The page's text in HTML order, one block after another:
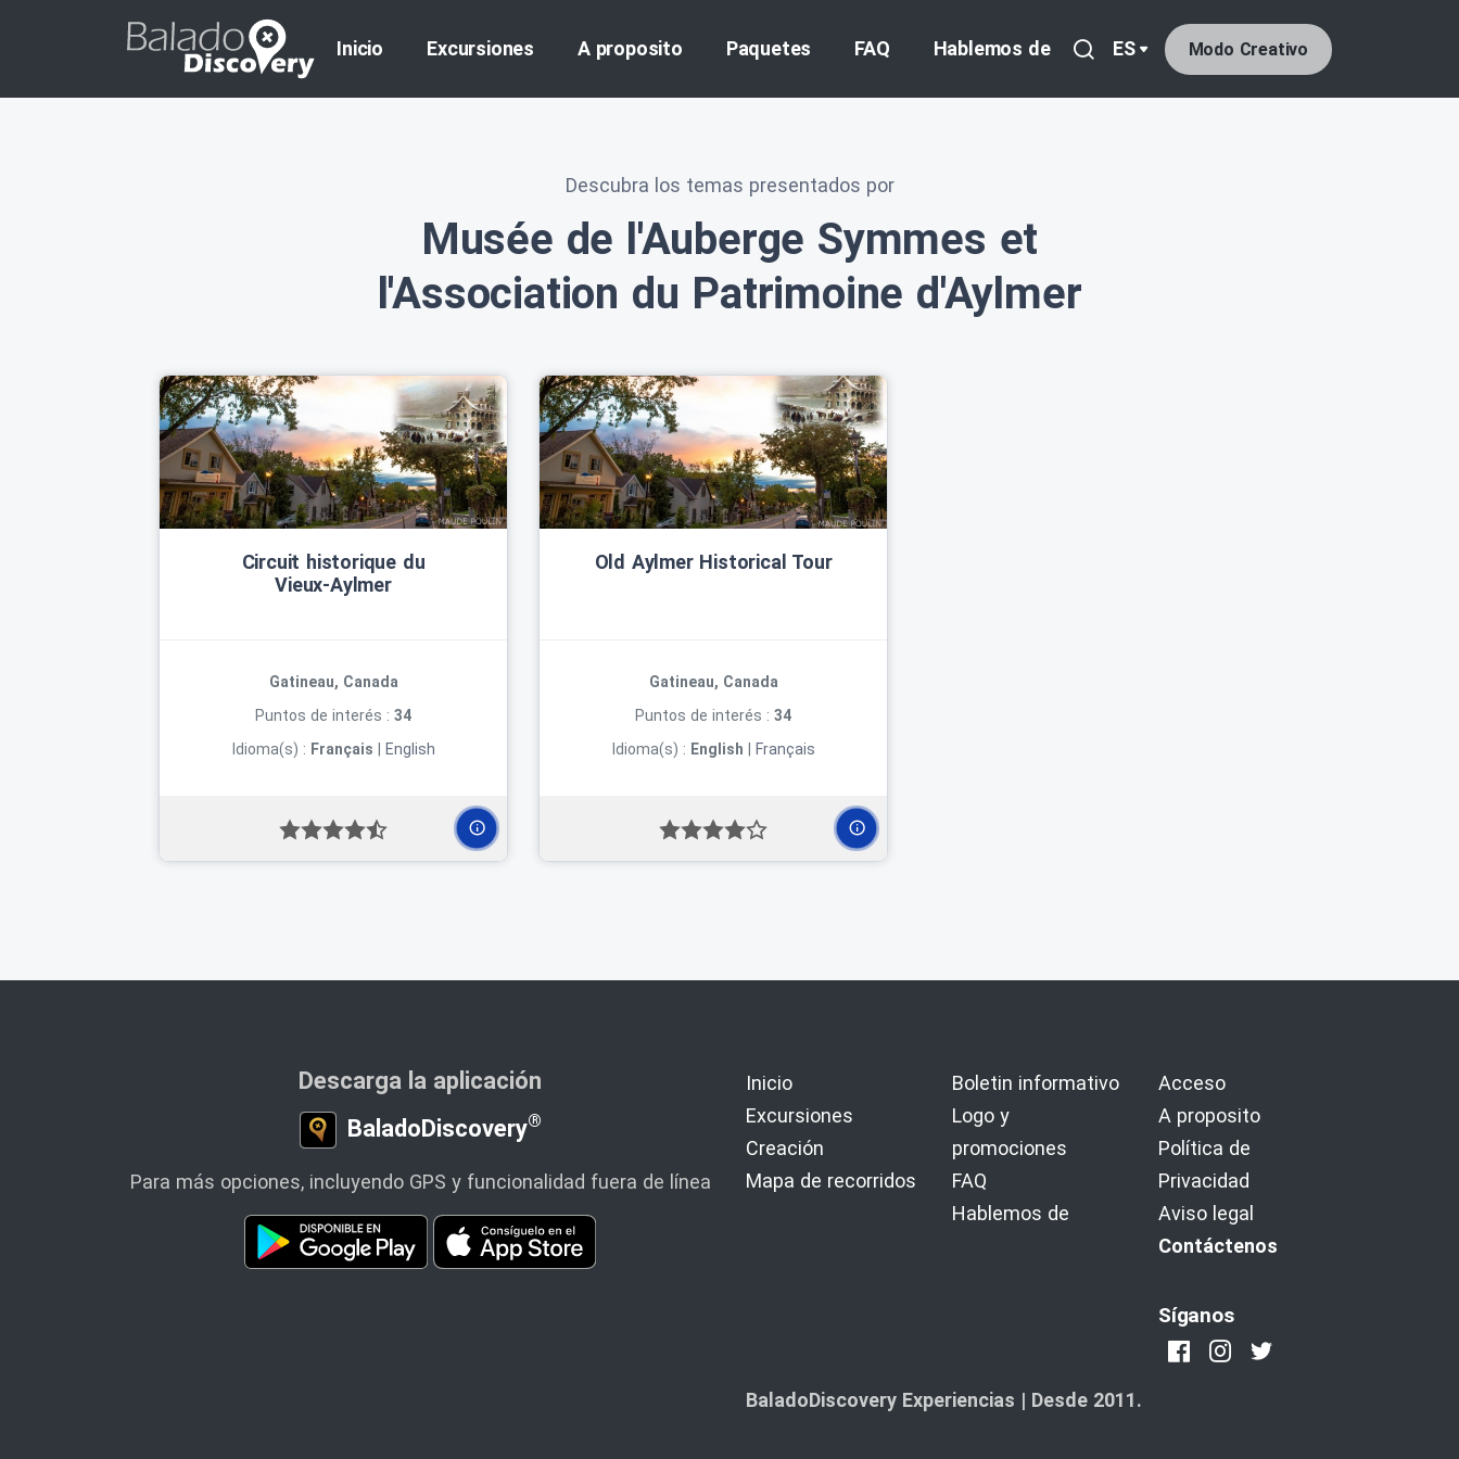
Inicio Excursiones A proposito Paquetes FAQ Hablemos de ES Modo Creativo
Descubra los temas presentados por
Musée de l'Auberge Symmes et
l'Association du Patrimoine d'Aylmer
Circuit historique du
Vieux‑Aylmer
Gatineau, Canada
Puntos de interés : 34
Idioma(s) : Français English
Old Aylmer Historical Tour
Gatineau, Canada
Puntos de interés : 34
Idioma(s) : English Français
Descarga la aplicación
BaladoDiscovery®
Para más opciones, incluyendo GPS y funcionalidad fuera de línea
Inicio
Excursiones
Creación
Mapa de recorridos
Boletin informativo
Logo y
promociones
FAQ
Hablemos de
Acceso
A proposito
Política de
Privacidad
Aviso legal
Contáctenos
Síganos
BaladoDiscovery Experiencias | Desde 2011.